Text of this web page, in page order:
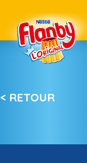
< RETOUR